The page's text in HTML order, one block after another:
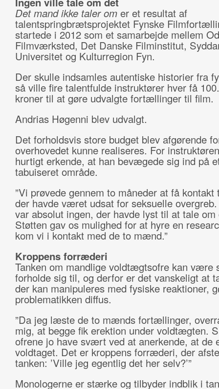
Det mand ikke taler omer et resultat af
talentspringbrætsprojektet Fynske
startede i 2012 som et samarbejde mellem
Filmværksted, Det Danske Filminstitut,
Universitet og Kulturregion Fyn.
Der skulle indsamles autentiske historier fra
så ville fire talentfulde instruktører hver få
kroner til at gøre udvalgte fortællinger til film.
Andrias Høgenni blev udvalgt.
Det forholdsvis store budget blev afgørende
overhovedet kunne realiseres. For
hurtigt erkende, at han bevægede sig ind på
tabuiseret område.
”Vi prøvede gennem to måneder at få
der havde været udsat for seksuelle
var absolut ingen, der havde lyst til at tale om
Støtten gav os mulighed for at hyre en
kom vi i kontakt med de to mænd.”
Kroppens forræderi
Tanken om mandlige voldtægtsofre kan være
forholde sig til, og derfor er det vanskeligt at
der kan manipuleres med fysiske reaktioner,
problematikken diffus.
”Da jeg læste de to mænds fortællinger,
mig, at begge fik erektion under voldtægten.
ofrene jo have svært ved at anerkende, at de
voldtaget. Det er kroppens forræderi, der
tanken: ’Ville jeg egentlig det her selv?’”
Monologerne er stærke og tilbyder indblik i